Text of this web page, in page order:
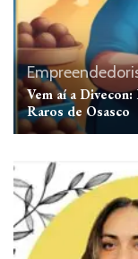
Vem aí a
Raros de Osasco